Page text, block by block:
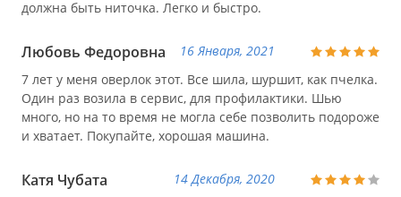
должна быть ниточка. Легко и быстро.
Любовь Федоровна
16 Января, 2021
7 лет у меня оверлок этот. Все шила, шуршит, как пчелка.
Один раз возила в сервис, для профилактики. Шью
много, но на то время не могла себе позволить подороже
и хватает. Покупайте, хорошая машина.
Катя Чубата
14 Декабря, 2020